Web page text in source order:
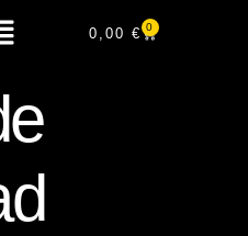
0,00 € 0